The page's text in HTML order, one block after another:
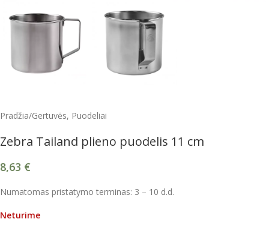
Pradžia/Gertuvės, Puodeliai
Zebra Tailand plieno puodelis 11 cm
8,63 €
Numatomas pristatymo terminas: 3 – 10 d.d.
Neturime